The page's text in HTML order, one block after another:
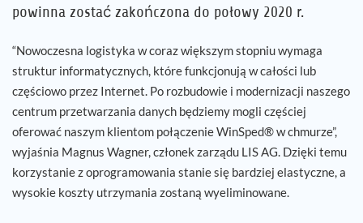
powinna zostać zakończona do połowy 2020 r.
“Nowoczesna logistyka w coraz większym stopniu wymaga
struktur informatycznych, które funkcjonują w całości lub
częściowo przez Internet. Po rozbudowie i modernizacji naszego
centrum przetwarzania danych będziemy mogli częściej
oferować naszym klientom połączenie WinSped® w chmurze”,
wyjaśnia Magnus Wagner, członek zarządu LIS AG. Dzięki temu
korzystanie z oprogramowania stanie się bardziej elastyczne, a
wysokie koszty utrzymania zostaną wyeliminowane.